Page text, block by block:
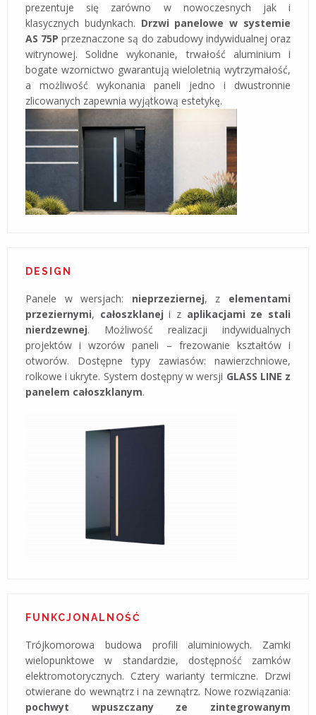
prezentuje się zarówno w nowoczesnych jak i
klasycznych budynkach. Drzwi panelowe w systemie
AS 75P przeznaczone są do zabudowy indywidualnej oraz
witrynowej. Solidne wykonanie, trwałość aluminium i
bogate wzornictwo gwarantują wieloletnią wytrzymałość,
a możliwość wykonania paneli jedno i dwustronnie
zlicowanych zapewnia wyjątkową estetykę.
DESIGN
Panele w wersjach: nieprzeziernej, z elementami
przeziernymi, całoszklanej i z aplikacjami ze stali
nierdzewnej. Możliwość realizacji indywidualnych
projektów i wzorów paneli – frezowanie kształtów i
otworów. Dostępne typy zawiasów: nawierzchniowe,
rolkowe i ukryte. System dostępny w wersji GLASS LINE z
panelem całoszklanym.
FUNKCJONALNOŚĆ
Trójkomorowa budowa profili aluminiowych. Zamki
wielopunktowe w standardzie, dostępność zamków
elektromotorycznych. Cztery warianty termiczne. Drzwi
otwierane do wewnątrz i na zewnątrz. Nowe rozwiązania:
pochwyt wpuszczany ze zintegrowanym